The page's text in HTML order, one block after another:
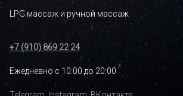
LPG массаж и ручной массаж
+7 (910) 869 22 24
Ежедневно с 10:00 до 20:00